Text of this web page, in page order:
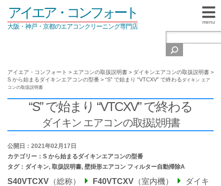
menu
アイエア・コンフォート
大阪・神戸・京都のエアコンクリーニング専門店
アイエア・コンフォート > エアコンの取扱説明書 > ダイキンエアコンの取扱説明書 >
S から始まるダイキンエアコンの型番 > “S” で始まり “VTCXV” で終わる ダイキン エア
コンの取扱説明書
“S” で始まり “VTCXV” で終わる
ダイキン エアコンの取扱説明書
公開日：2021年02月17日
カテゴリー： S から始まるダイキンエアコンの型番
タグ： ダイキン, 取扱説明書, 壁掛形エアコン フィルター自動掃除A
S40VTCXV （総称） F40VTCXV （室内機）
ダイキ